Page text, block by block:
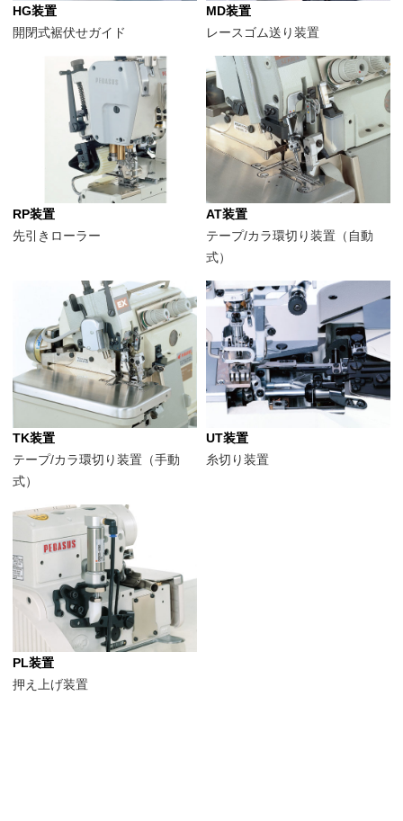
HG装置
開閉式裾伏せガイド
MD装置
レースゴム送り装置
RP装置
先引きローラー
AT装置
テープ/カラ環切り装置（自動
式）
TK装置
テープ/カラ環切り装置（手動
式）
UT装置
糸切り装置
PL装置
押え上げ装置